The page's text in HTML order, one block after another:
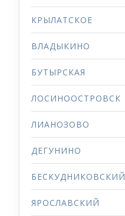
КРЫЛАТСКОЕ
ВЛАДЫКИНО
БУТЫРСКАЯ
ЛОСИНООСТРОВСК
ЛИАНОЗОВО
ДЕГУНИНО
БЕСКУДНИКОВСКИЙ
ЯРОСЛАВСКИЙ